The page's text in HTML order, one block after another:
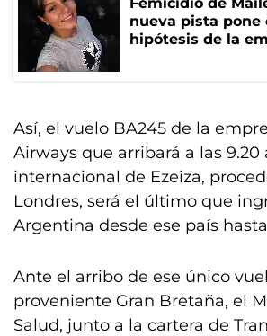
nueva pista pone
hipótesis de la
Así, el vuelo BA245 de la
Airways que arribará a las
internacional de Ezeiza,
Londres, será el último que
Argentina desde ese país
Ante el arribo de ese único
proveniente Gran Bretaña, el
Salud, junto a la cartera de